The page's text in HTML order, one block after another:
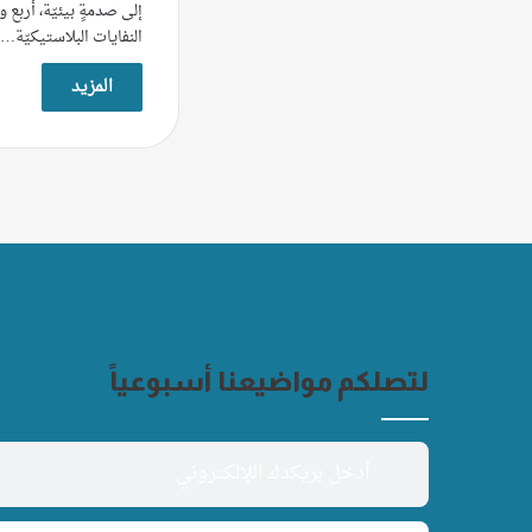
إلى صدمةٍ بيئيّة،
النفايات البلاستيكيّة…
المزيد
لتصلكم مواضيعنا أسبوعياً